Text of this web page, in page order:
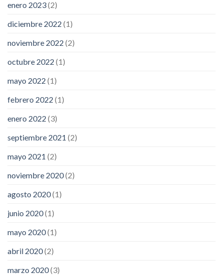
enero 2023(2)
diciembre 2022 (1)
noviembre 2022 (2)
octubre 2022 (1)
mayo 2022 (1)
febrero 2022 (1)
enero 2022 (3)
septiembre 2021 (2)
mayo 2021 (2)
noviembre 2020(2)
agosto 2020(1)
junio 2020(1)
mayo 2020(1)
abril 2020(2)
marzo 2020(3)